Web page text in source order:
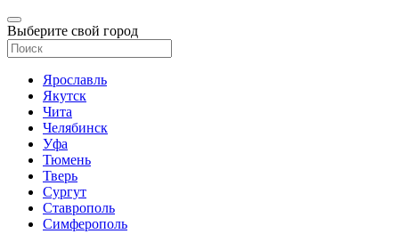
Выберите свой город
Ярославль
Якутск
Чита
Челябинск
Уфа
Тюмень
Тверь
Сургут
Ставрополь
Симферополь